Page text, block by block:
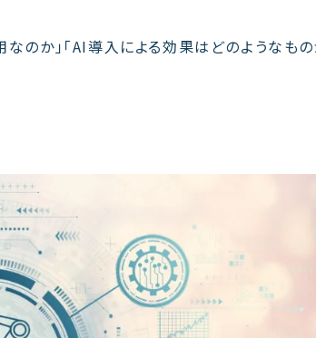
のか」「AI導入による効果はどのようなも